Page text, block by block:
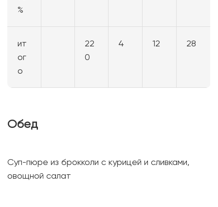
%
ит
ог
о
22
0
4 12 28
Обед
Суп-пюре из брокколи с курицей и сливками,
овощной салат